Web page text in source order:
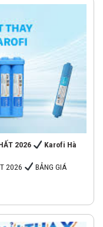
2026
Karofi Hà
2026
BẢNG GIÁ